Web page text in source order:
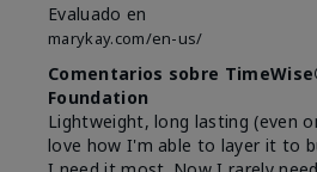
Evaluado en
marykay.com/en-us/
Comentarios sobre
Foundation
Lightweight, long lasting (even
love how I'm able to layer it to